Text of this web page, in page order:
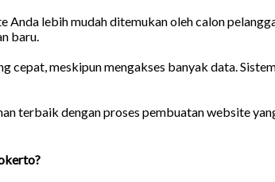
lebih mudah ditemukan oleh calon
baru.
meskipun mengakses banyak data.
terbaik dengan proses pembuatan website